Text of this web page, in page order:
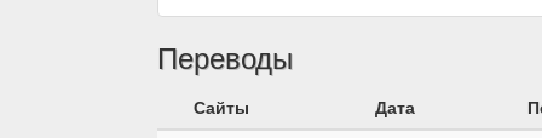
Переводы
Сайты Дата